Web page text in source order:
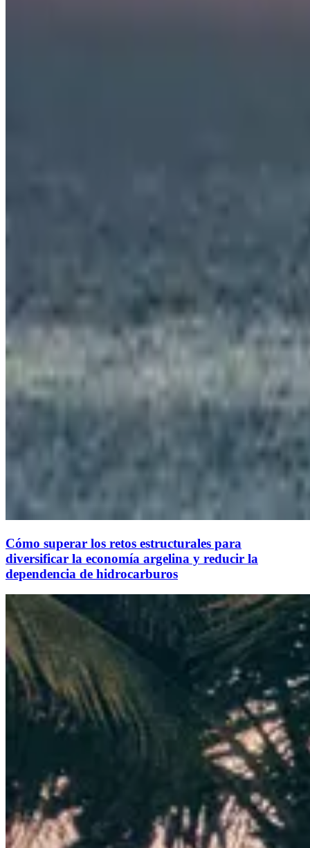
Cómo superar los retos estructurales para
diversificar la economía argelina y reducir la
dependencia de hidrocarburos